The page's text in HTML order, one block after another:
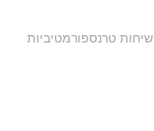
שיחות טרנספורמטיביות